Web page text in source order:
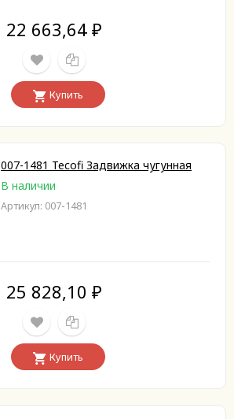
22 663,64 ₽
Купить
007-1481 Tecofi Задвижка чугунная
В наличии
Артикул: 007-1481
25 828,10 ₽
Купить